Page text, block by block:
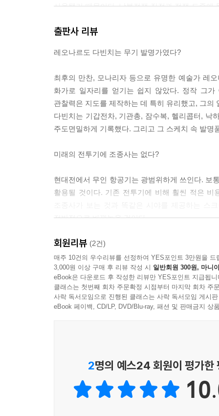
18장 수소폭탄: 대룍간 미사일, 레이저, 그리고 미래
수소폭탄/울람-텔러의 발견/최초의 시험: 마이
각주 | 참고 문헌 | 찾아보기
사용됐기 때문이다. 남북전쟁 직전과 전쟁 도중에
또한 이 기간 동안 물리학과 다른 과학이 크게 발
렇게 되는 이유는 반동의 힘이 권총의 총열을 따
이다. 반동의 힘은 지레가 되는 팔과 수직을 이루
--- p.262
라이트 형제가 인류 최초로 동력 비행기를 타고
ons) 전투에서 영국군은 독일군에게 공격당하는
었다. (중략) 그러나 얼마 지나지 않아 양측의 관
어는 상대방 비행기의 프로펠러를 향해 돌을 던지
보다 수천 배나 강력하다. 둘째, 대륙간 미사일 개
됐다. 마지막으로 첨단 전자장치, 레이저, 위성 등
--- p.474
출판사 리뷰
레오나르도 다빈치는 무기 발명가였다?
최후의 만찬, 모나리자 등으로 유명한 예술가 레
화가로 일자리를 얻기는 쉽지 않았다. 정작 그
관찰력은 지도를 제작하는 데 특히 유리했고, 그
다빈치는 기갑전차, 기관총, 잠수복, 헬리콥터, 낙
주도면밀하게 기록했다. 그리고 그 스케치 속 발
미래의 전투기에 조종사는 없다?
현대전에서 무인 항공기는 광범위하게 쓰인다. 보
활용될 것이다. 기존 전투기에 비해 훨씬 적은
전반적으로 바꿔놓을 것이다.
무력화시킨다. 컴퓨터나 통신장비는 물론이고
폭약을 폭발시키면 큰 자기장이 발생한다는 과학
전쟁과 무기, 과학과 역사에 관심 있는 모든 독자들
중세 시대 화약과 대포의 등장이 전쟁의 성격
과거의 유명한 전쟁과 당시 사용했던 무기, 더불
특히 20세기와 21세기에 들어서면서 군사적인
기술의 발전으로 이어졌음을 보여준다. 무기와
회원리뷰 (2건)
매주 10건의 우수리뷰를 선정하여 YES포인트 3만원을 드
3,000원 이상 구매 후 리뷰 작성 시 일반회원 300원, 마니
eBook은 다운로드 후 작성한 리뷰만 YES포인트 지급됩니
클래스는 첫번째 회차 주문확정 시점부터 마지막 회차 주
사락 독서모임으로 진행된 클래스는 사락 독서모임 게시
eBook 페이백, CD/LP, DVD/Blu-ray, 패션 및 판매금지 상
2명의 예스24 회원이 평가한